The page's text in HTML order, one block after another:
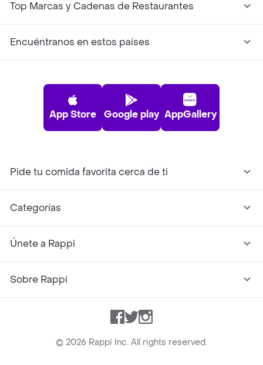
Top Marcas y Cadenas de Restaurantes
Encuéntranos en estos países
App Store Google play AppGallery
Pide tu comida favorita cerca de ti
Categorías
Únete a Rappi
Sobre Rappi
Facebook
TwitterInstagram
© 2026 Rappi Inc. All rights reserved.